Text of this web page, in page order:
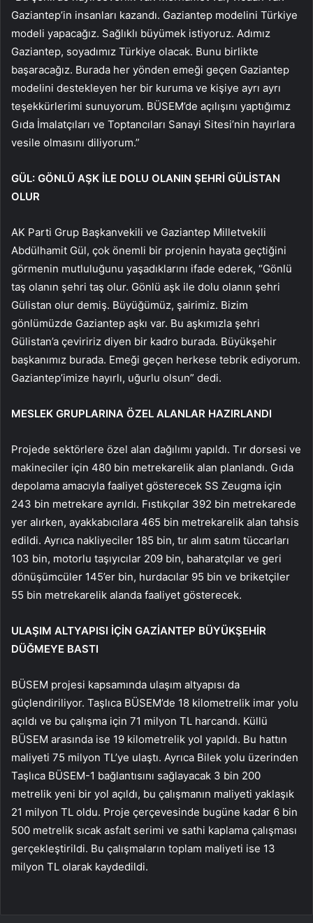
Gaziantep’in insanları kazandı. Gaziantep modelini Türkiye
modeli yapacağız. Sağlıklı büyümek istiyoruz. Adımız
Gaziantep, soyadımız Türkiye olacak. Bunu birlikte
başaracağız. Burada her yönden emeği geçen Gaziantep
modelini destekleyen her bir kuruma ve kişiye ayrı ayrı
teşekkürlerimi sunuyorum. BÜSEM’de açılışını yaptığımız
Gıda İmalatçıları ve Toptancıları Sanayi Sitesi’nin hayırlara
vesile olmasını diliyorum.”
GÜL: GÖNLÜ AŞK İLE DOLU OLANIN ŞEHRİ GÜLİSTAN
OLUR
AK Parti Grup Başkanvekili ve Gaziantep Milletvekili
Abdülhamit Gül, çok önemli bir projenin hayata geçtiğini
görmenin mutluluğunu yaşadıklarını ifade ederek, “Gönlü
taş olanın şehri taş olur. Gönlü aşk ile dolu olanın şehri
Gülistan olur demiş. Büyüğümüz, şairimiz. Bizim
gönlümüzde Gaziantep aşkı var. Bu aşkımızla şehri
Gülistan’a çeviririz diyen bir kadro burada. Büyükşehir
başkanımız burada. Emeği geçen herkese tebrik ediyorum.
Gaziantep’imize hayırlı, uğurlu olsun” dedi.
MESLEK GRUPLARINA ÖZEL ALANLAR HAZIRLANDI
Projede sektörlere özel alan dağılımı yapıldı. Tır dorsesi ve
makineciler için 480 bin metrekarelik alan planlandı. Gıda
depolama amacıyla faaliyet gösterecek SS Zeugma için
243 bin metrekare ayrıldı. Fıstıkçılar 392 bin metrekarede
yer alırken, ayakkabıcılara 465 bin metrekarelik alan tahsis
edildi. Ayrıca nakliyeciler 185 bin, tır alım satım tüccarları
103 bin, motorlu taşıyıcılar 209 bin, baharatçılar ve geri
dönüşümcüler 145’er bin, hurdacılar 95 bin ve briketçiler
55 bin metrekarelik alanda faaliyet gösterecek.
ULAŞIM ALTYAPISI İÇİN GAZİANTEP BÜYÜKŞEHİR
DÜĞMEYE BASTI
BÜSEM projesi kapsamında ulaşım altyapısı da
güçlendiriliyor. Taşlıca BÜSEM’de 18 kilometrelik imar yolu
açıldı ve bu çalışma için 71 milyon TL harcandı. Küllü
BÜSEM arasında ise 19 kilometrelik yol yapıldı. Bu hattın
maliyeti 75 milyon TL’ye ulaştı. Ayrıca Bilek yolu üzerinden
Taşlıca BÜSEM-1 bağlantısını sağlayacak 3 bin 200
metrelik yeni bir yol açıldı, bu çalışmanın maliyeti yaklaşık
21 milyon TL oldu. Proje çerçevesinde bugüne kadar 6 bin
500 metrelik sıcak asfalt serimi ve sathi kaplama çalışması
gerçekleştirildi. Bu çalışmaların toplam maliyeti ise 13
milyon TL olarak kaydedildi.